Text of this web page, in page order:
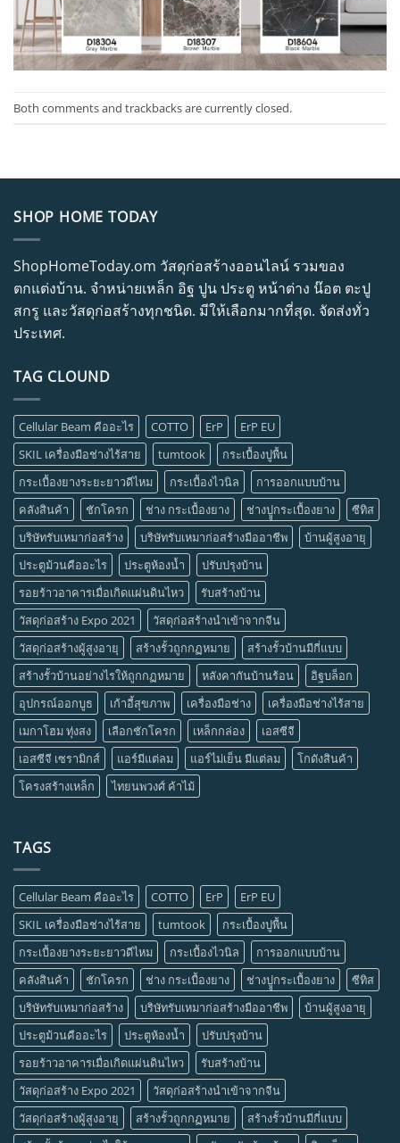
Both comments and trackbacks are currently closed.
SHOP HOME TODAY
ShopHomeToday.om วัสดุก่อสร้างออนไลน์ รวมของ
ตกแต่งบ้าน. จำหน่ายเหล็ก อิฐ ปูน ประตู หน้าต่าง น๊อต ตะปู
สกรู และวัสดุก่อสร้างทุกชนิด. มีให้เลือกมากที่สุด. จัดส่งทั่ว
ประเทศ.
TAG CLOUND
Cellular Beam คืออะไร COTTO ErP
ErP EU
SKIL เครื่องมือช่างไร้สาย
tumtook
กระเบื้องปูพื้น
กระเบื้องยางระยะยาวดีไหม
กระเบื้องไวนิล
การออกแบบบ้าน
คลังสินค้า
ชักโครก ช่าง กระเบื้องยาง ช่างปููกระเบื้องยาง
ซีทิส
บริษัทรับเหมาก่อสร้าง
บริษัทรับเหมาก่อสร้างมืออาชีพ
บ้านผู้สูงอายุ
ประตูม้วนคืออะไร
ประตูห้องน้ำ
ปรับปรุงบ้าน
รอยร้าวอาคารเมื่อเกิดแผ่นดินไหว
รับสร้างบ้าน
วัสดุก่อสร้าง Expo 2021
วัสดุก่อสร้างนำเข้าจากจีน
วัสดุก่อสร้างผู้สูงอายุ
สร้างรั้วถูกกฏหมาย
สร้างรั้วบ้านมีกี่แบบ
สร้างรั้วบ้านอย่างไรให้ถูกกฏหมาย
หลังคากันบ้านร้อน
อิฐบล็อก
อุปกรณ์ออกบูธ
เก้าอี้สุขภาพ เครื่องมือช่าง
เครื่องมือช่างไร้สาย
เมกาโฮม ทุ่งสง
เลือกชักโครก เหล็กกล่อง
เอสซีจี
เอสซีจี เซรามิกส์
แอร์มีแต่ลม แอร์ไม่เย็น มีแต่ลม
โกดังสินค้า
โครงสร้างเหล็ก
ไทยนพวงศ์ ค้าไม้
TAGS
Cellular Beam คืออะไร COTTO ErP
ErP EU
SKIL เครื่องมือช่างไร้สาย
tumtook
กระเบื้องปูพื้น
กระเบื้องยางระยะยาวดีไหม
กระเบื้องไวนิล
การออกแบบบ้าน
คลังสินค้า
ชักโครก ช่าง กระเบื้องยาง ช่างปููกระเบื้องยาง
ซีทิส
บริษัทรับเหมาก่อสร้าง
บริษัทรับเหมาก่อสร้างมืออาชีพ
บ้านผู้สูงอายุ
ประตูม้วนคืออะไร
ประตูห้องน้ำ
ปรับปรุงบ้าน
รอยร้าวอาคารเมื่อเกิดแผ่นดินไหว
รับสร้างบ้าน
วัสดุก่อสร้าง Expo 2021
วัสดุก่อสร้างนำเข้าจากจีน
วัสดุก่อสร้างผู้สูงอายุ
สร้างรั้วถูกกฏหมาย
สร้างรั้วบ้านมีกี่แบบ